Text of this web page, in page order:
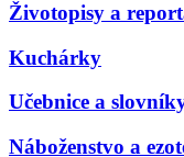
Životopisy a
Kuchárky
Učebnice a
Náboženstvo a